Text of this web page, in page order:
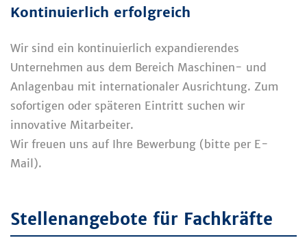
Kontinuierlich erfolgreich
Wir sind ein kontinuierlich expandierendes
Unternehmen aus dem Bereich Maschinen- und
Anlagenbau mit internationaler Ausrichtung. Zum
sofortigen oder späteren Eintritt suchen wir
innovative Mitarbeiter.
Wir freuen uns auf Ihre Bewerbung (bitte per E-
Mail).
Stellenangebote für Fachkräfte